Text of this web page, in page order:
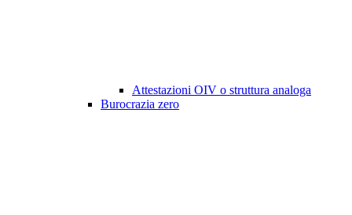
Attestazioni OIV o struttura analoga
Burocrazia zero